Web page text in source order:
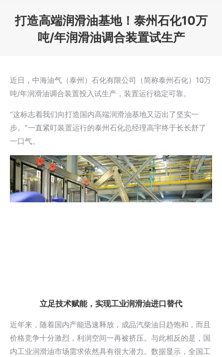
打造高端润滑油基地！泰州石化10万
吨/年润滑油调合装置试生产
近日，中海油气（泰州）石化有限公司（简称泰州石化）10万
吨/年润滑油调合装置投入试生产，装置运行稳定可靠。
“这标志着我们向打造国内高端润滑油基地又迈出了坚实一
步。”一直紧盯装置运行的泰州石化总经理高宇终于长长舒了
一口气。
立足技术赋能，实现工业润滑油进口替代
近年来，随着国内产能迅速释放，成品汽柴油日趋饱和，而且
价格竞争十分激烈，利润空间一再被挤压。与此相反的是，国
内工业润滑油市场需求依然具有很大潜力。数据显示，全国工